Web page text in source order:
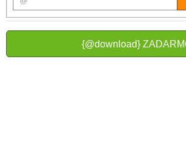
{@download}